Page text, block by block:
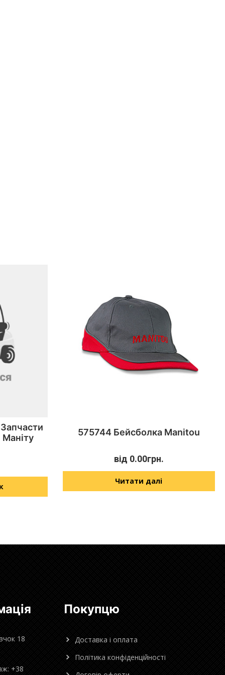
575744 Бейсболка Manitou
від 0.00грн.
Читати далі
18
+38
Покупцю
Доставка і оплата
Політика конфіденційності